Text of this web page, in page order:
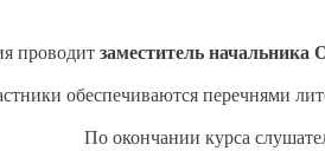
проводит заместитель
обеспечиваются перечнями
По окончании курса